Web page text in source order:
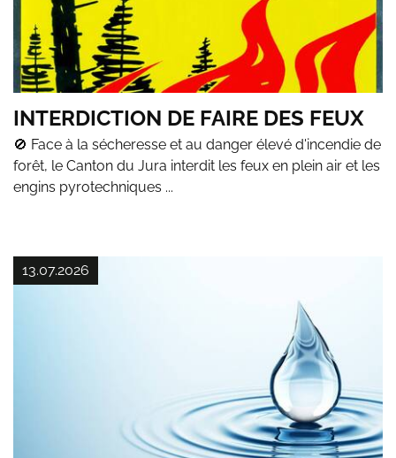
INTERDICTION DE FAIRE DES FEUX
🚫 Face à la sécheresse et au danger élevé d'incendie de
forêt, le Canton du Jura interdit les feux en plein air et les
engins pyrotechniques ...
13.07.2026